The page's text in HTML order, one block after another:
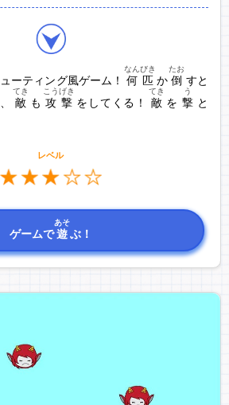
ーティング風ゲーム！ 何匹
なんびき
か 倒
たお
すと
敵
てき
も 攻撃
こうげき
をしてくる！ 敵
てき
を 撃
う
と
レベル
ゲームで遊
あそ
ぶ！